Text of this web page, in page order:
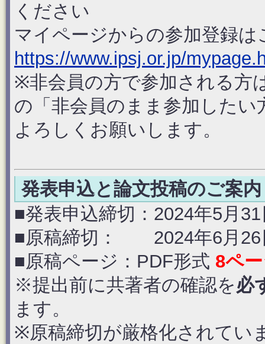
ください
マイページからの参加登録は
https://www.ipsj.or.jp/
※非会員の方で参加される方
の「非会員のまま参加した
よろしくお願いします。
発表申込と論文投稿のご案内
■発表申込締切：2024年5月
■原稿締切： 2024年6月26
■原稿ページ：PDF形式 8ペ
※提出前に共著者の確認を必
ます。
※原稿締切が厳格化されてい